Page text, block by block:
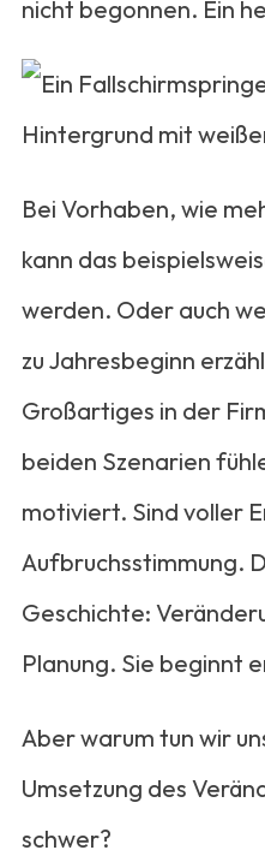
nicht begonnen. Ein
Bei Vorhaben, wie
kann das
werden. Oder auch
zu Jahresbeginn
Großartiges in der
beiden Szenarien
motiviert. Sind voller
Aufbruchsstimmung.
Geschichte:
Planung. Sie beginnt
Aber warum tun wir
Umsetzung des
schwer?